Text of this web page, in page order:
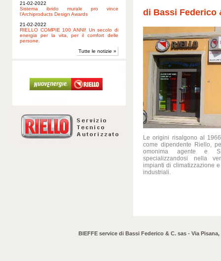
21-02-2022
Sistema ibrido murale pro vince
l'Archiproducts Design Awards
21-02-2022
RIELLO COMPIE 100 ANNI! Un secolo di
energia per la vita, per il comfort delle
persone.
Tutte le notizie »
di Bassi Federico
Le origini risalgono al
come dipendente Riello,
omonima agente e
specializzandosi nella
impianti di climatizzazione
industriali.
BIEFFE service di Bassi Federico & C. sas - Via